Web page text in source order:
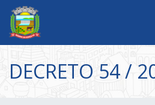
DECRETO 54 /